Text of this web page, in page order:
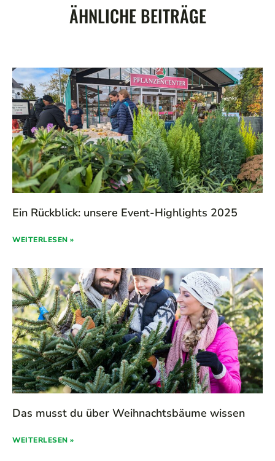
ÄHNLICHE BEITRÄGE
Ein Rückblick: unsere Event-Highlights 2025
WEITERLESEN »
Das musst du über Weihnachtsbäume wissen
WEITERLESEN »